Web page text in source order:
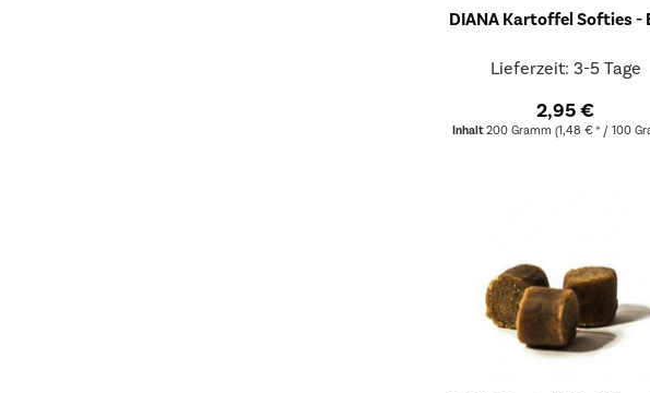
DIANA Kartoffel Softies -
Lieferzeit: 3-5 Tage
2,95 €
Inhalt200 Gramm(1,48 € * / 100